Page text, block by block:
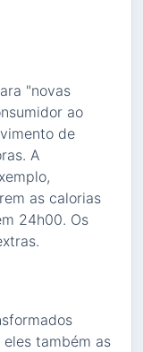
"novas
ao
de
A
as calorias
24h00. Os
também as